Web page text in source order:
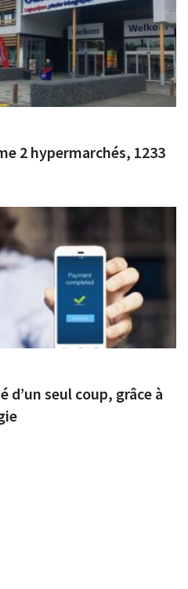
2 hypermarchés, 1233
d’un seul coup, grâce à